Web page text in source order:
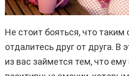
Не стоит бояться, что таким
отдалитесь друг от друга.
из вас займется тем, что